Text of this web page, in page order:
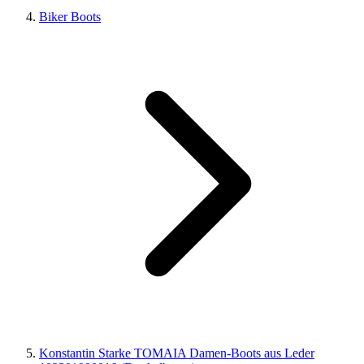
Biker Boots
Konstantin Starke TOMAIA Damen-Boots aus Leder